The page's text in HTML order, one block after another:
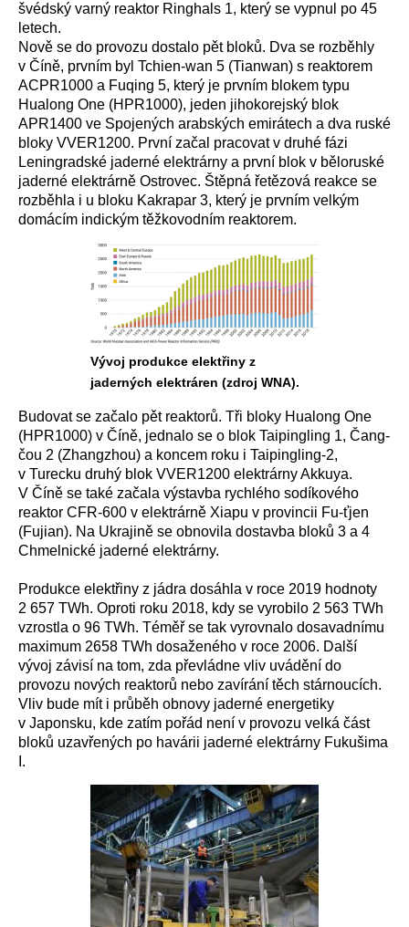
švédský varný reaktor Ringhals 1, který se vypnul po 45
letech.
Nově se do provozu dostalo pět bloků. Dva se rozběhly
v Číně, prvním byl Tchien-wan 5 (Tianwan) s reaktorem
ACPR1000 a Fuqing 5, který je prvním blokem typu
Hualong One (HPR1000), jeden jihokorejský blok
APR1400 ve Spojených arabských emirátech a dva ruské
bloky VVER1200. První začal pracovat v druhé fázi
Leningradské jaderné elektrárny a první blok v běloruské
jaderné elektrárně Ostrovec. Štěpná řetězová reakce se
rozběhla i u bloku Kakrapar 3, který je prvním velkým
domácím indickým těžkovodním reaktorem.
Vývoj produkce elektřiny z
jaderných elektráren (zdroj WNA).
Budovat se začalo pět reaktorů. Tři bloky Hualong One
(HPR1000) v Číně, jednalo se o blok Taipingling 1, Čang-
čou 2 (Zhangzhou) a koncem roku i Taipingling-2,
v Turecku druhý blok VVER1200 elektrárny Akkuya.
V Číně se také začala výstavba rychlého sodíkového
reaktor CFR-600 v elektrárně Xiapu v provincii Fu-ťjen
(Fujian). Na Ukrajině se obnovila dostavba bloků 3 a 4
Chmelnické jaderné elektrárny.
Produkce elektřiny z jádra dosáhla v roce 2019 hodnoty
2 657 TWh. Oproti roku 2018, kdy se vyrobilo 2 563 TWh
vzrostla o 96 TWh. Téměř se tak vyrovnalo dosavadnímu
maximum 2658 TWh dosaženého v roce 2006. Další
vývoj závisí na tom, zda převládne vliv uvádění do
provozu nových reaktorů nebo zavírání těch stárnoucích.
Vliv bude mít i průběh obnovy jaderné energetiky
v Japonsku, kde zatím pořád není v provozu velká část
bloků uzavřených po havárii jaderné elektrárny Fukušima
I.